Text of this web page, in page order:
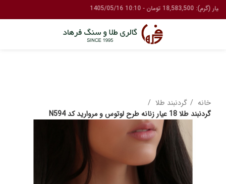
خانه
گردنبند طلا
گردنبند طلا 18 عیار زنانه طرح لوتوس و مروارید کد N594